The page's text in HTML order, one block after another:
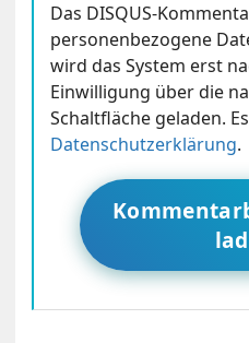
Das DISQUS-
personenbezogene
wird das System erst
Einwilligung über die
Schaltfläche geladen.
Datenschutzerklärung.